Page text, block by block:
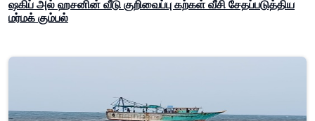
ஷகிப் அல் ஹசனின் வீடு குறிவைப்பு கற்கள் வீசி சேதப்படுத்திய
மர்மக் கும்பல்